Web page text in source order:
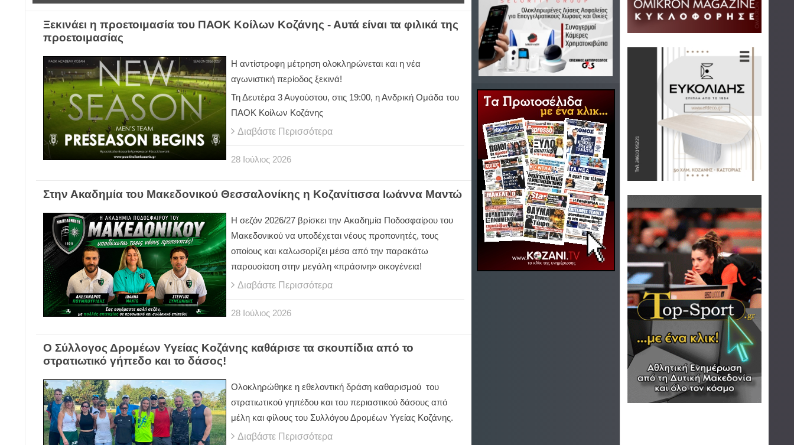
Ξεκινάει η προετοιμασία του ΠΑΟΚ Κοίλων Κοζάνης - Αυτά είναι τα φιλικά της
προετοιμασίας
Η αντίστροφη μέτρηση ολοκληρώνεται και η νέα
αγωνιστική περίοδος ξεκινά!
Τη Δευτέρα 3 Αυγούστου, στις 19:00, η Ανδρική Ομάδα του
ΠΑΟΚ Κοίλων Κοζάνης
Διαβάστε Περισσότερα
28 Ιούλιος 2026
Στην Ακαδημία του Μακεδονικού Θεσσαλονίκης η Κοζανίτισσα Ιωάννα Μαντώ
Η σεζόν 2026/27 βρίσκει την Ακαδημία Ποδοσφαίρου του
Μακεδονικού να υποδέχεται νέους προπονητές, τους
οποίους και καλωσορίζει μέσα από την παρακάτω
παρουσίαση στην μεγάλη «πράσινη» οικογένεια!
Διαβάστε Περισσότερα
28 Ιούλιος 2026
Ο Σύλλογος Δρομέων Υγείας Κοζάνης καθάρισε τα σκουπίδια από το
στρατιωτικό γήπεδο και το δάσος!
Ολοκληρώθηκε η εθελοντική δράση καθαρισμού του
στρατιωτικού γηπέδου και του περιαστικού δάσους από
μέλη και φίλους του Συλλόγου Δρομέων Υγείας Κοζάνης.
Διαβάστε Περισσότερα